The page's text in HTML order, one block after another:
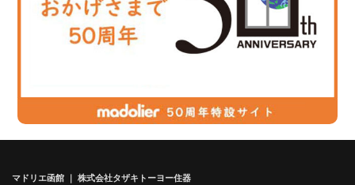
マドリエ函館 ｜ 株式会社タザキトーヨー住器